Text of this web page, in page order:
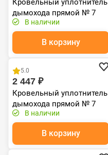
Кровельный уплотнитель
дымохода прямой № 7
силикон 157-280 мм
серый
В наличии
В корзину
Хит продаж
5.0
2 447 ₽
Кровельный уплотнитель
дымохода прямой № 7
силикон 157-280 мм
коричневый
В наличии
В корзину
Хит продаж